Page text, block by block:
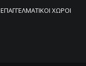
Next
ΕΠΑΓΓΕΛΜΑΤΙΚΟΙ ΧΩΡΟΙ